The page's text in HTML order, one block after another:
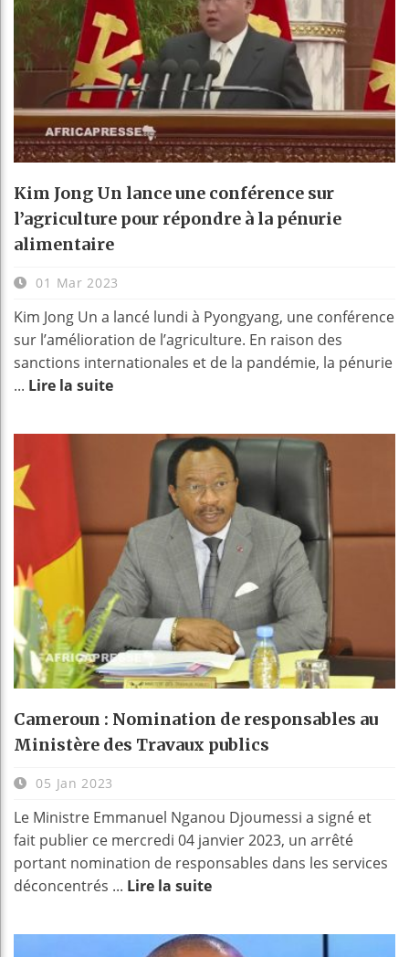
Kim Jong Un lance une conférence sur
l’agriculture pour répondre à la pénurie
alimentaire
01 Mar 2023
Kim Jong Un a lancé lundi à Pyongyang, une conférence
sur l’amélioration de l’agriculture. En raison des
sanctions internationales et de la pandémie, la pénurie
... Lire la suite
Cameroun : Nomination de responsables au
Ministère des Travaux publics
05 Jan 2023
Le Ministre Emmanuel Nganou Djoumessi a signé et
fait publier ce mercredi 04 janvier 2023, un arrêté
portant nomination de responsables dans les services
déconcentrés ... Lire la suite